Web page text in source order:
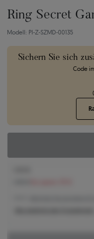
Ring Secret
Modell: PI-Z-SZMD-00135
Sichern Sie sich
Code